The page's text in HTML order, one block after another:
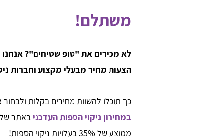
משתלם!
לא מכירים את "טופ שטיחים"?
הצעות מחיר מבעלי מקצוע וחברות
כך תוכלו להשוות מחירים בקלות
במחירון ניקוי הספות העדכני באתר
ממוצע של 35% בעלויות ניקוי הספות!